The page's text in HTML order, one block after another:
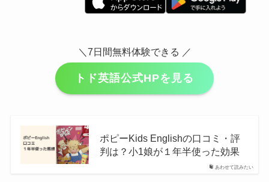
＼7日間無料体験できる ／
トド英語公式HPを見る
あわせて読みたい
ポピーKids Englishの口コミ・評
判は？小1娘が１年半使った効果